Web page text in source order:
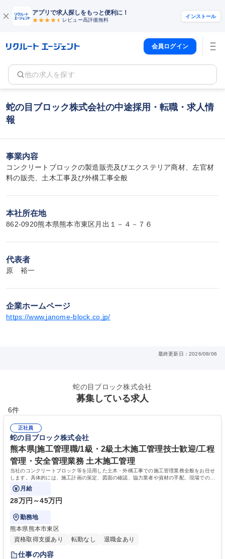
アプリで求人探しをもっと便利に！
レビュー高評価無料
インストール
会員ログイン
他の求人を探す
蛇の目ブロック株式会社の中途採用・転職・求人情
報
事業内容
コンクリートブロックの製造販売及びエクステリア商材、左官材
料の販売、土木工事及び外構工事全般
本社所在地
862-0920熊本県熊本市東区月出１－４－７６
代表者
原　裕一
企業ホームページ
https://www.janome-block.co.jp/
最終更新日：2026/08/06
蛇の目ブロック株式会社
募集している求人
6件
正社員
蛇の目ブロック株式会社
熊本県|施工管理職/1級・2級土木施工管理技士歓迎/工程
管理・安全管理業務 土木施工管理
当社のコンクリートブロック等を活用した土木・外構工事での施工管理業務全般をお任せ
します。具体的には、施工計画の策定、図面の確認、協力業者や資材の手配、現場での工
程・安全・品質管理などを行います。
月給
28万円～45万円
勤務地
熊本県熊本市東区
資格取得支援あり
転勤なし 退職金あり
仕事の内容